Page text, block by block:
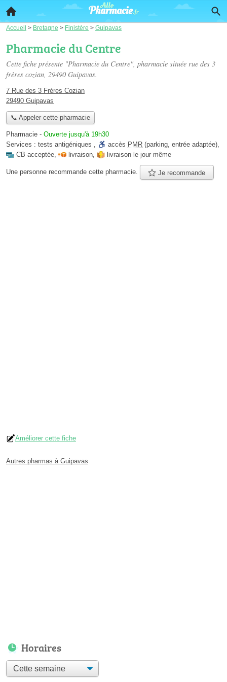
Accueil > Bretagne > Finistère > Guipavas
Pharmacie du Centre
Cette fiche présente "Pharmacie du Centre", pharmacie située rue des 3
frères cozian, 29490 Guipavas.
7 Rue des 3 Frères Cozian
29490 Guipavas
📞 Appeler cette pharmacie
Pharmacie - Ouverte jusqu'à 19h30
Services : tests antigéniques , accès PMR (parking, entrée adaptée),
CB acceptée, livraison, livraison le jour même
Une personne recommande cette pharmacie. Je recommande
Améliorer cette fiche
Autres pharmas à Guipavas
Horaires